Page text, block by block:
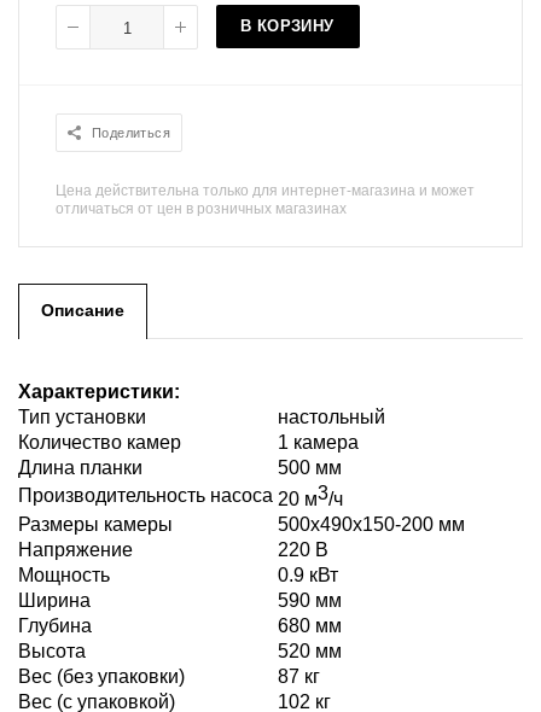
В КОРЗИНУ
Поделиться
Цена действительна только для интернет-магазина и может
отличаться от цен в розничных магазинах
Описание
Характеристики:
Тип установки
настольный
Количество камер
1 камера
Длина планки
500 мм
Производительность насоса 20 м3/ч
Размеры камеры
500x490x150-200 мм
Напряжение
220 В
Мощность
0.9 кВт
Ширина
590 мм
Глубина
680 мм
Высота
520 мм
Вес (без упаковки)
87 кг
Вес (с упаковкой)
102 кг